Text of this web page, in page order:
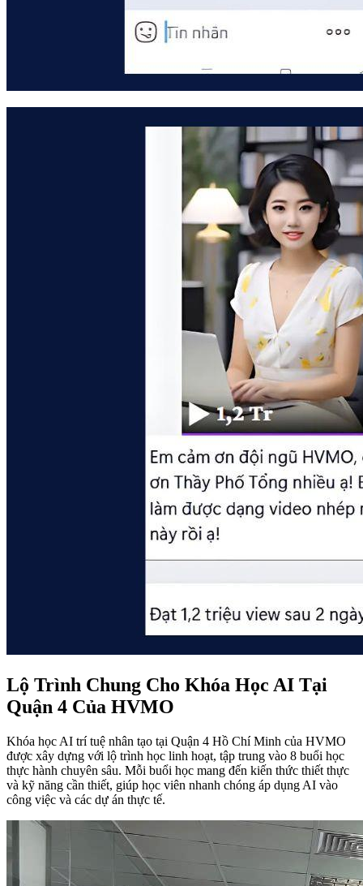
Lộ Trình Chung Cho Khóa Học AI Tại
Quận 4 Của HVMO
Khóa học AI trí tuệ nhân tạo tại Quận 4 Hồ Chí Minh của HVMO
được xây dựng với lộ trình học linh hoạt, tập trung vào 8 buổi học
thực hành chuyên sâu. Mỗi buổi học mang đến kiến thức thiết thực
và kỹ năng cần thiết, giúp học viên nhanh chóng áp dụng AI vào
công việc và các dự án thực tế.